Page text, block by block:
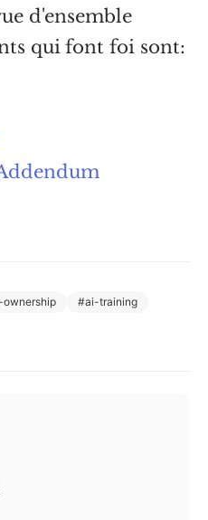
d'ensemble
qui font foi sont:
#ai-training